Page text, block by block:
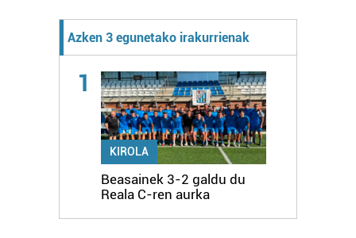
Azken 3 egunetako irakurrienak
1
KIROLA
Beasainek 3-2 galdu du
Reala C-ren aurka